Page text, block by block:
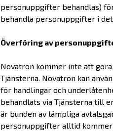
personuppgifter behandlas)
behandla personuppgifter i
Överföring av
Novatron kommer inte att
Tjänsterna. Novatron kan
för handlingar och
behandlats via Tjänsterna till
är bunden av lämpliga
personuppgifter alltid